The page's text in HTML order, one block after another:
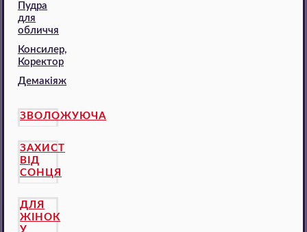
Пудра
для
обличчя
Консилер,
Коректор
Демакіяж
ЗВОЛОЖУЮЧА
ЗАХИСТ
ВІД
СОНЦЯ
ДЛЯ
ЖІНОК
У